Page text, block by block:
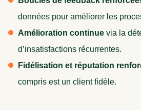
données pour améliorer les
Amélioration continue via la
d’insatisfactions récurrentes.
Fidélisation et réputation
compris est un client fidèle.